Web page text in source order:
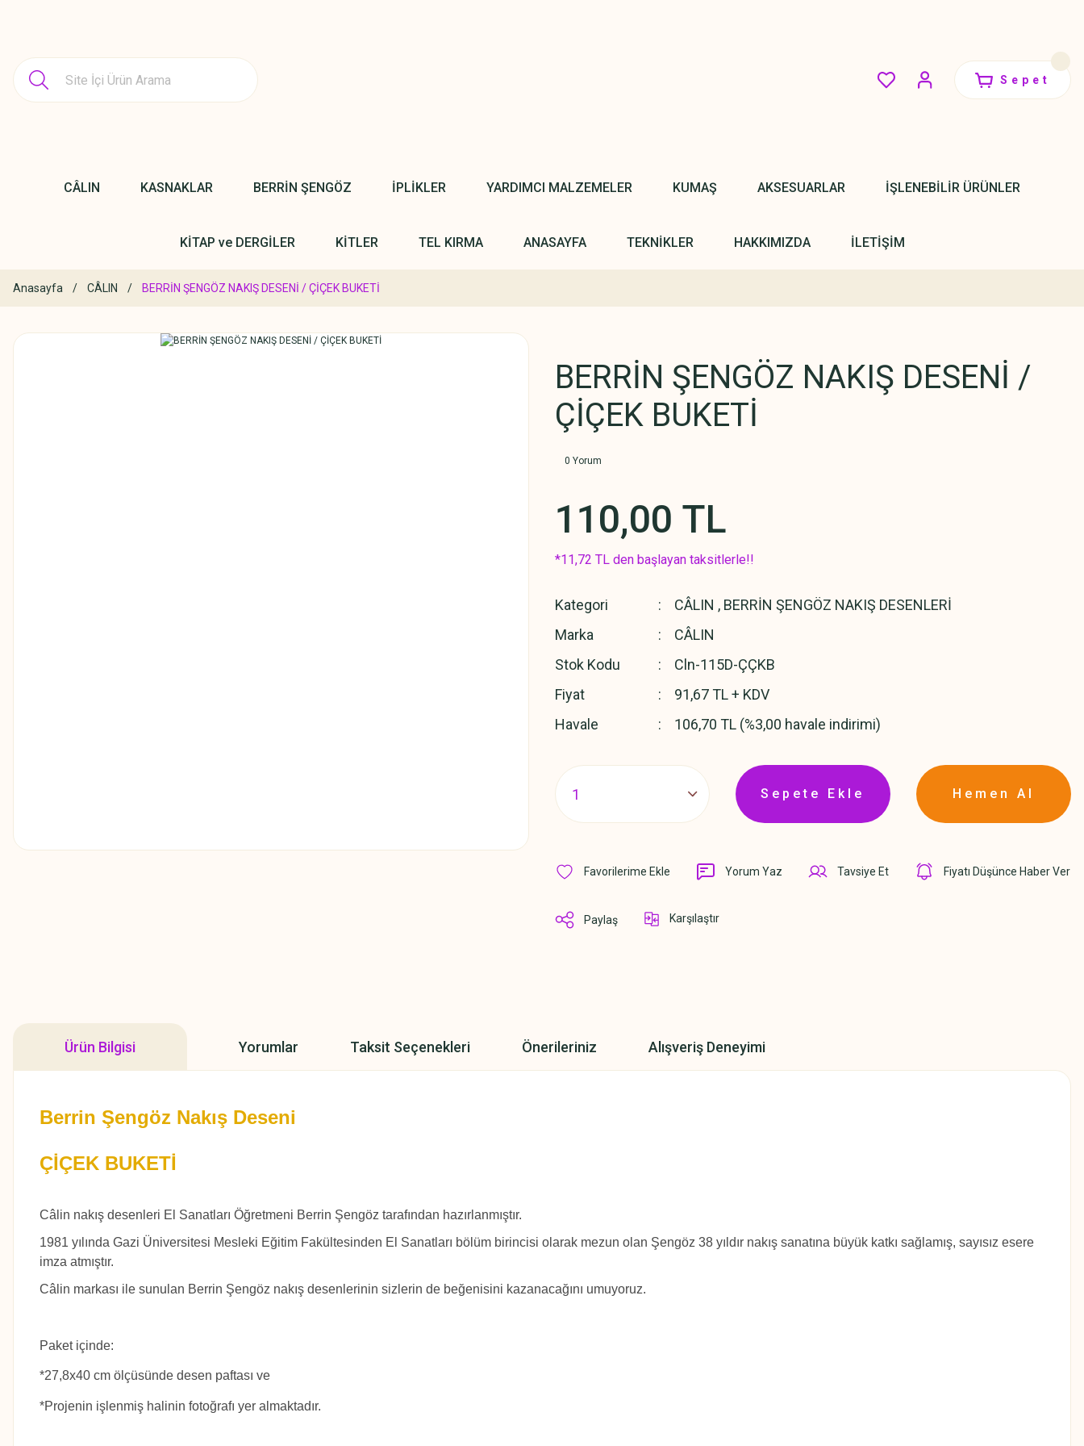
Sepet
CÂLIN KASNAKLAR BERRİN ŞENGÖZ İPLİKLER YARDIMCI MALZEMELER KUMAŞ AKSESUARLAR İŞLENEBİLİR ÜRÜNLER
KİTAP ve DERGİLER KİTLER TEL KIRMA ANASAYFA TEKNİKLER HAKKIMIZDA İLETİŞİM
Anasayfa CÂLIN BERRİN ŞENGÖZ NAKIŞ DESENİ / ÇİÇEK BUKETİ
BERRİN ŞENGÖZ NAKIŞ DESENİ /
ÇİÇEK BUKETİ
0 Yorum
110,00 TL
*11,72 TL den başlayan taksitlerle!!
Kategori CÂLIN , BERRİN ŞENGÖZ NAKIŞ DESENLERİ
Marka
CÂLIN
Stok Kodu
Cln-115D-ÇÇKB
Fiyat
91,67 TL + KDV
Havale
106,70 TL (%3,00 havale indirimi)
Sepete Ekle Hemen Al
Yorum Yaz Tavsiye Et Fiyatı Düşünce Haber Ver
Paylaş Karşılaştır
Ürün Bilgisi Yorumlar Taksit Seçenekleri Önerileriniz Alışveriş Deneyimi
Berrin Şengöz Nakış Deseni
ÇİÇEK BUKETİ
Câlin nakış desenleri El Sanatları Öğretmeni Berrin Şengöz tarafından hazırlanmıştır.
1981 yılında Gazi Üniversitesi Mesleki Eğitim Fakültesinden El Sanatları bölüm birincisi olarak mezun olan Şengöz 38 yıldır nakış sanatına büyük katkı sağlamış, sayısız esere
imza atmıştır.
Câlin markası ile sunulan Berrin Şengöz nakış desenlerinin sizlerin de beğenisini kazanacağını umuyoruz.
Paket içinde:
*27,8x40 cm ölçüsünde desen paftası ve
*Projenin işlenmiş halinin fotoğrafı yer almaktadır.